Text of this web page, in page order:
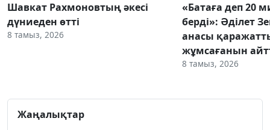
Шавкат Рахмоновтың әкесі
дүниеден өтті
8 тамыз, 2026
«Батаға деп 20
берді»: Әділет
анасы
жұмсағанын
8 тамыз, 2026
Жаңалықтар